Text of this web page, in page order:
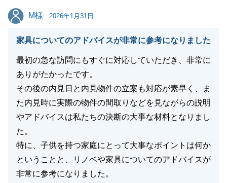
M様
M様 2026年1月31日
家具についてのアドバイスが非常に参考になりました
最初の急な訪問にもすぐに対応していただき、非常に
ありがたかったです。
その後の内見日と内見物件の立案も対応が素早く、ま
た内見時に実際の物件の間取りなどを見ながらの説明
やアドバイスは私たちの決断の大事な材料となりまし
た。
特に、子供を持つ家庭にとって大事なポイントは何か
ということと、リノベや家具についてのアドバイスが
非常に参考になりました。